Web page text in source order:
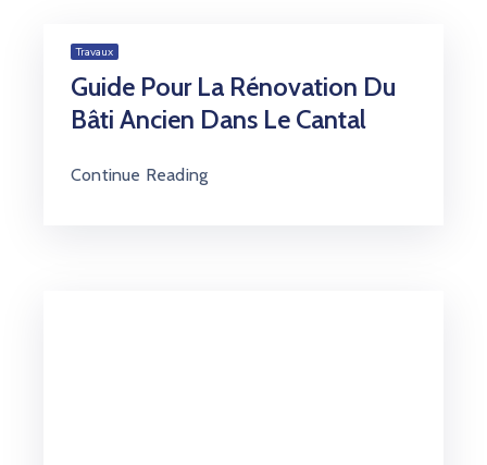
Travaux
Guide Pour La Rénovation Du
Bâti Ancien Dans Le Cantal
Continue Reading